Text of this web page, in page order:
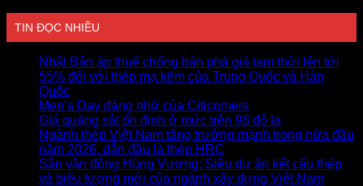
TIN ĐỌC NHIỀU
Nhật Bản áp thuế chống bán phá giá tạm thời lên tới
55% đối với thép mạ kẽm của Trung Quốc và Hàn
Quốc
Men’s Day đáng nhớ của Citicomers
Giá quặng sắt ổn định ở mức trên 98 đô la
Ngành thép Việt Nam tăng trưởng mạnh trong nửa đầu
năm 2026, dẫn đầu là thép HRC
Sân vận động Hùng Vương: Siêu dự án kết cấu thép
và biểu tượng mới của ngành xây dựng Việt Nam